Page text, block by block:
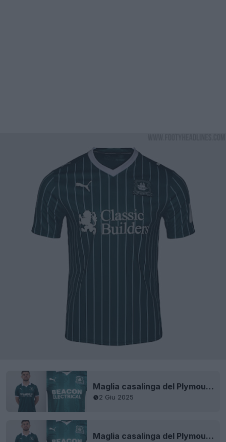
Maglia casalinga del Plymouth Argyle 25-26
2 Giu 2025
Maglia casalinga del Plymouth Argyle 25-26